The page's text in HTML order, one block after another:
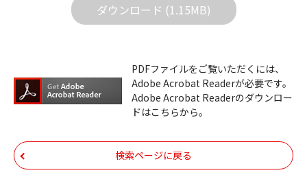
ルの内容などの変更は一切行わないでくださ
機器のコントロールコマンドの仕様書、およ
びその他すべてのダウンロードファイルにつ
いての著作権を含むすべての権利は、アイコ
帰属します。ダウンロードしたファイルは、
個人で使用される以外にはご使用できませ
ダウンロード (1.15MB)
PDFファイルをご覧いただくには、
Adobe Acrobat Readerが必要です。
Adobe Acrobat Readerのダウンロー
ドはこちらから。
検索ページに戻る